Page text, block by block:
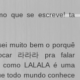
que se escreve! ta
muito bem o porquê
라라라 pra falar
LALALA é uma
todo mundo conhece